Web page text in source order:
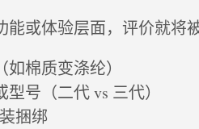
或体验层面，评价就将被
如棉质变涤纶）
型号（二代 vs 三代）
捆绑